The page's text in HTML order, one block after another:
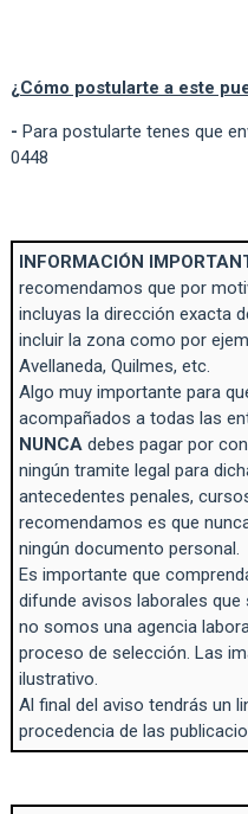
¿ Cómo postularte a este
- Para postularte tenes que
0448
INFORMACIÓN
recomendamos que por
incluyas la dirección exacta
incluir la zona como por
Avellaneda, Quilmes, etc.
Algo muy importante para
acompañados a todas las
NUNCA debes pagar por
ningún tramite legal para
antecedentes penales,
recomendamos es que
ningún documento personal.
Es importante que
difunde avisos laborales
no somos una agencia
proceso de selección. Las
ilustrativo.
Al final del aviso tendrás un
procedencia de las